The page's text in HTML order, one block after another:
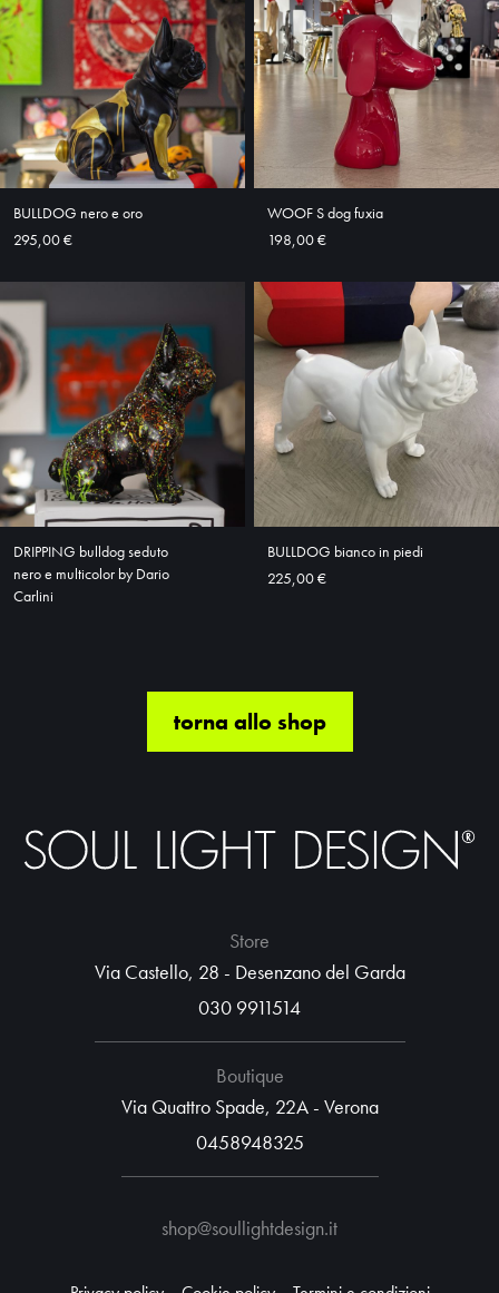
SHOP
BULLDOG nero e oro
295,00 €
WOOF S dog fuxia
198,00 €
DRIPPING bulldog seduto
nero e multicolor by Dario
Carlini
BULLDOG bianco in piedi
225,00 €
torna allo shop
Store
Via Castello, 28 - Desenzano del Garda
030 9911514
Boutique
Via Quattro Spade, 22A - Verona
0458948325
shop@soullightdesign.it